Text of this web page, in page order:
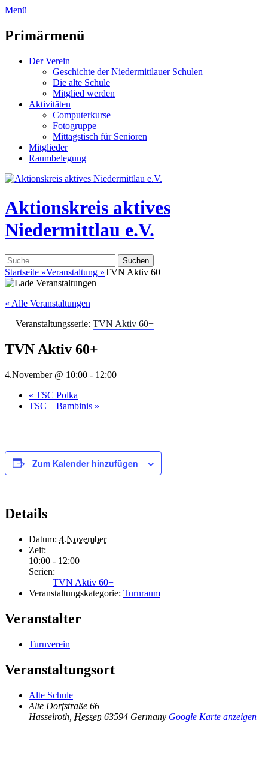
zum
überspringen
Menü
Primärmenü
Der Verein
Geschichte der Niedermittlauer Schulen
Die alte Schule
Mitglied werden
Aktivitäten
Computerkurse
Fotogruppe
Mittagstisch für Senioren
Mitglieder
Raumbelegung
Header
Aktionskreis aktives
Niedermittlau e.V.
Suche
nach:
Startseite »Veranstaltung »TVN Aktiv 60+
« Alle Veranstaltungen
Veranstaltungsserie: TVN Aktiv 60+
TVN Aktiv 60+
4.November @ 10:00 - 12:00
« TSC Polka
TSC – Bambinis »
Zum Kalender hinzufügen
Details
Datum: 4.November
Zeit:
10:00 - 12:00
Serien:
TVN Aktiv 60+
Veranstaltungskategorie: Turnraum
Veranstalter
Turnverein
Veranstaltungsort
Alte Schule
Alte Dorfstraße 66
Hasselroth Hessen 63594 Germany Google Karte anzeigen